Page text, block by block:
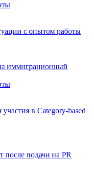
с опытом работы
иммиграционный
в Category-based
после подачи на PR